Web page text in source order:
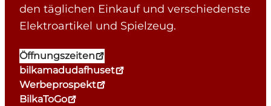
den täglichen Einkauf und verschiedenste
Elektroartikel und Spielzeug.
Öffnungszeiten
bilkamadudafhuset
Werbeprospekt
BilkaToGo